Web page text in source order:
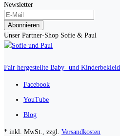
Newsletter
Abonnieren
Unser Partner-Shop Sofie & Paul
Fair hergestellte Baby- und
Facebook
YouTube
Blog
* inkl. MwSt., zzgl. Versandkosten